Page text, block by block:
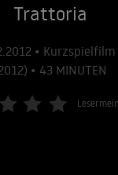
Trattoria
•
• 43 MINUTEN